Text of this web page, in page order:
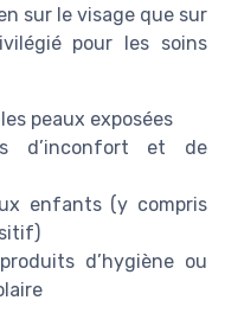
sur le visage que sur
pour les soins
peaux exposées
d’inconfort et de
enfants (y compris
d’hygiène ou